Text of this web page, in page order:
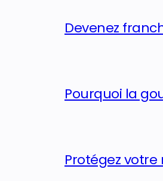
Devenez
Pourquoi la
Protégez